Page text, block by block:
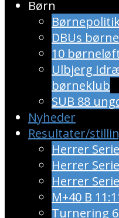
Børn
DBUs
10
Ulbjerg
børneklub
SUB 88
Nyheder
Resultater/
Herrer
Herrer
Herrer
M+40 B
Turnering